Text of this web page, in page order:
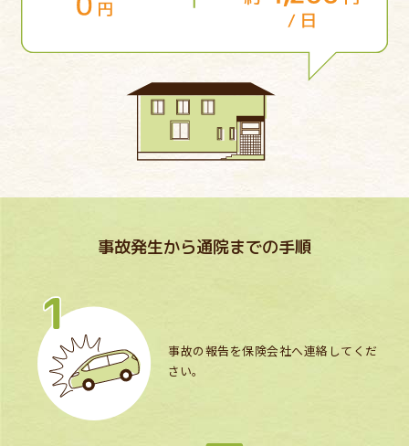
事故発生から通院までの手順
事故の報告を保険会社へ連絡してくだ
さい。